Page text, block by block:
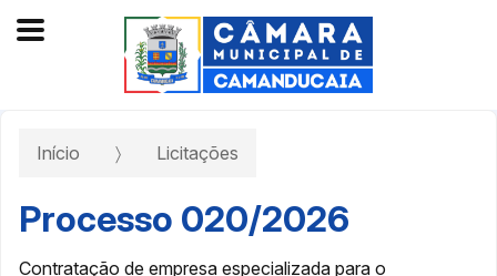
Início Licitações
Processo 020/2026
Contratação de empresa especializada para o